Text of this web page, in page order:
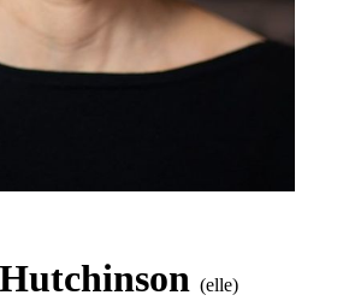
(elle)